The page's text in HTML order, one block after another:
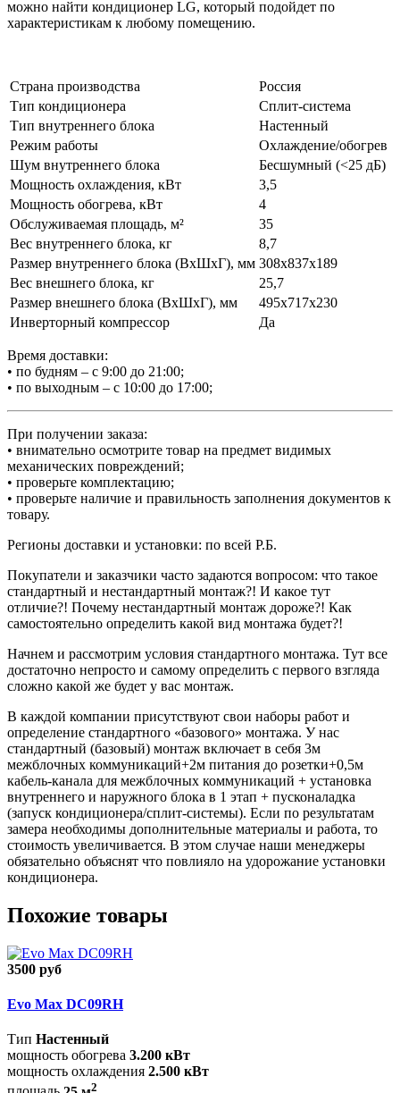
можно найти кондиционер LG, который подойдет по
характеристикам к любому помещению.
Страна производства
Россия
Тип кондиционера
Сплит-система
Тип внутреннего блока
Настенный
Режим работы
Охлаждение/обогрев
Шум внутреннего блока
Бесшумный (<25 дБ)
Мощность охлаждения, кВт
3,5
Мощность обогрева, кВт
4
Обслуживаемая площадь, м²
35
Вес внутреннего блока, кг
8,7
Размер внутреннего блока (ВхШхГ), мм 308х837х189
Вес внешнего блока, кг
25,7
Размер внешнего блока (ВхШхГ), мм
495х717х230
Инверторный компрессор
Да
Время доставки:
• по будням – с 9:00 до 21 :00;
• по выходным – с 10:00 до 17:00;
При получении заказа:
• внимательно осмотрите товар на предмет видимых
механических повреждений;
• проверьте комплектацию;
• проверьте наличие и правильность заполнения документов к
товару.
Регионы доставки и установки: по всей Р.Б.
Покупатели и заказчики часто задаются вопросом: что такое
стандартный и нестандартный монтаж?! И какое тут
отличие?! Почему нестандартный монтаж дороже?! Как
самостоятельно определить какой вид монтажа будет?!
Начнем и рассмотрим условия стандартного монтажа. Тут все
достаточно непросто и самому определить с первого взгляда
сложно какой же будет у вас монтаж.
В каждой компании присутствуют свои наборы работ и
определение стандартного «базового» монтажа. У нас
стандартный (базовый) монтаж включает в себя 3м
межблочных коммуникаций+2м питания до розетки+0,5м
кабель-канала для межблочных коммуникаций + установка
внутреннего и наружного блока в 1 этап + пусконаладка
(запуск кондиционера/сплит-системы). Если по результатам
замера необходимы дополнительные материалы и работа, то
стоимость увеличивается. В этом случае наши менеджеры
обязательно объяснят что повлияло на удорожание установки
кондиционера.
Похожие товары
3500 руб
Evo Max DC09RH
Тип Настенный
мощность обогрева 3.200 кВт
мощность охлаждения 2.500 кВт
2